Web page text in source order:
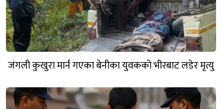
जंगली कुखुरा मार्न गएका बेनीका युवकको भीरबाट लडेर मृत्यु